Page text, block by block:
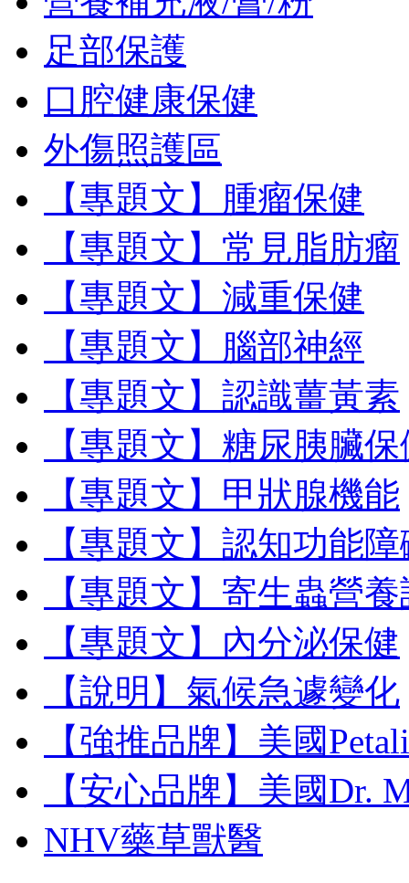
足部保護
口腔健康保健
外傷照護區
【專題文】腫瘤保健
【專題文】常見脂肪瘤
【專題文】減重保健
【專題文】腦部神經
【專題文】認識薑黃素
【專題文】糖尿胰臟
【專題文】甲狀腺機能
【專題文】認知功能
【專題文】寄生蟲營
【專題文】內分泌保健
【說明】氣候急遽變化
【強推品牌】美國
【安心品牌】美國Dr.
NHV藥草獸醫